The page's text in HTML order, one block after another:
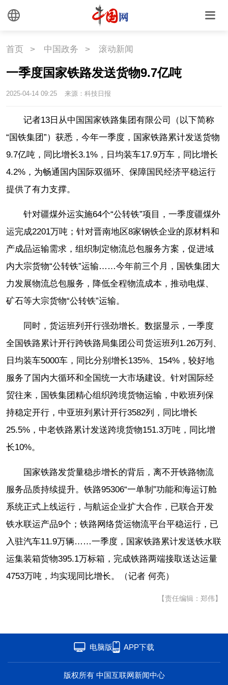
首页 > 中国政务 > 滚动新闻
一季度国家铁路发送货物9.7亿吨
2025-04-14 09:25 来源：科技日报
记者13日从中国国家铁路集团有限公司（以下简称
“国铁集团”）获悉，今年一季度，国家铁路累计发送货物
9.7亿吨，同比增长3.1%，日均装车17.9万车，同比增长
4.2%，为畅通国内国际双循环、保障国民经济平稳运行
提供了有力支撑。
针对疆煤外运实施64个“公转铁”项目，一季度疆煤外
运完成2201万吨；针对晋南地区8家钢铁企业的原材料和
产成品运输需求，组织制定物流总包服务方案，促进域
内大宗货物“公转铁”运输……今年前三个月，国铁集团大
力发展物流总包服务，降低全程物流成本，推动电煤、
矿石等大宗货物“公转铁”运输。
同时，货运班列开行强劲增长。数据显示，一季度
全国铁路累计开行跨铁路局集团公司货运班列1.26万列、
日均装车5000车，同比分别增长135%、154%，较好地
服务了国内大循环和全国统一大市场建设。针对国际经
贸往来，国铁集团精心组织跨境货物运输，中欧班列保
持稳定开行，中亚班列累计开行3582列，同比增长
25.5%，中老铁路累计发送跨境货物151.3万吨，同比增
长10%。
国家铁路发货量稳步增长的背后，离不开铁路物流
服务品质持续提升。铁路95306“一单制”功能和海运订舱
系统正式上线运行，与航运企业扩大合作，已联合开发
铁水联运产品9个；铁路网络货运物流平台平稳运行，已
入驻汽车11.9万辆……一季度，国家铁路累计发送铁水联
运集装箱货物395.1万标箱，完成铁路两端接取送达运量
4753万吨，均实现同比增长。（记者 何亮）
【责任编辑：郑伟】
电脑版 APP下载
版权所有 中国互联网新闻中心